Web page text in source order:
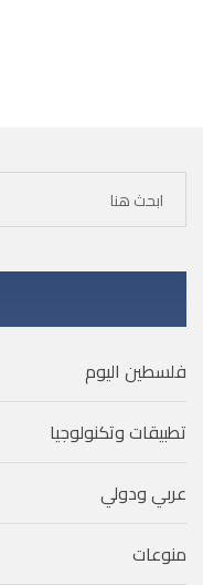
فلسطين اليوم
تطبيقات وتكنولوجيا
عربي ودولي
منوعات